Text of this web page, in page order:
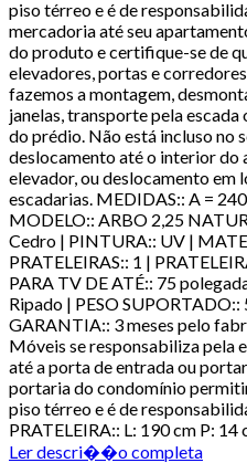
piso térreo e é de
mercadoria até seu
do produto e certifique-se de
elevadores, portas e
fazemos a montagem,
janelas, transporte pela
do prédio. Não está incluso no
deslocamento até o interior do
elevador, ou deslocamento em
escadarias. MEDIDAS:: A =
MODELO:: ARBO 2,25
Cedro | PINTURA:: UV |
PRATELEIRAS:: 1 |
PARA TV DE ATÉ:: 75
Ripado | PESO
GARANTIA:: 3 meses pelo
Móveis se responsabiliza pela
até a porta de entrada ou
portaria do condomínio
piso térreo e é de
PRATELEIRA:: L: 190 cm P:
Ler descri��o completa